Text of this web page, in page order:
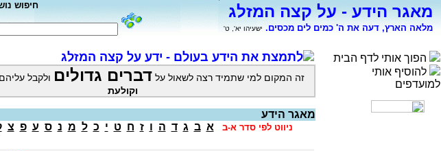
מאגר הידע - על קצה המזלג
מלאה הארץ, דעה את ה' כמים לים מכסים. ישעיהו יא', ט'
חיפוש
הפוך אותי לדף הבית
להוסיף אותי
למועדפים
לתמצת את הידע בעולם - ידע על קצה המזלג
זה המקום למי שתמיד רצה לשאול על דברים גדולים ולקבל
וקולעת
מאגר הידע
ניווט לפי סדר א-ב א ב ג ד ה ו ז ח ט י כ ל מ נ ס ע פ צ